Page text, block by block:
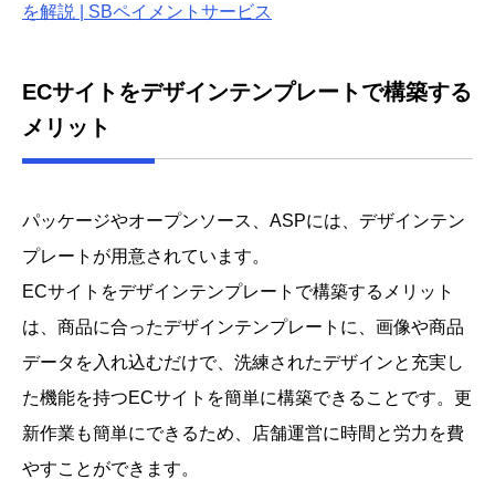
を解説 | SBペイメントサービス
ECサイトをデザインテンプレートで構築する
メリット
パッケージやオープンソース、ASPには、デザインテン
プレートが用意されています。
ECサイトをデザインテンプレートで構築するメリット
は、商品に合ったデザインテンプレートに、画像や商品
データを入れ込むだけで、洗練されたデザインと充実し
た機能を持つECサイトを簡単に構築できることです。更
新作業も簡単にできるため、店舗運営に時間と労力を費
やすことができます。